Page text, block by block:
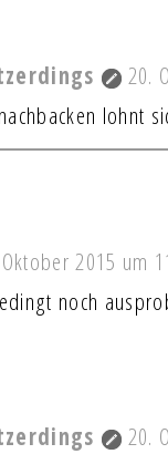
20.
lohnt
2015 um
noch
20.